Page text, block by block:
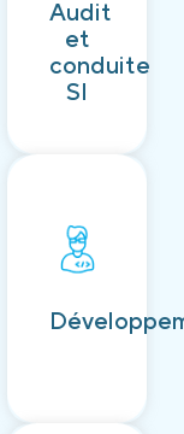
Audit
et
conduite
SI
Découvrir